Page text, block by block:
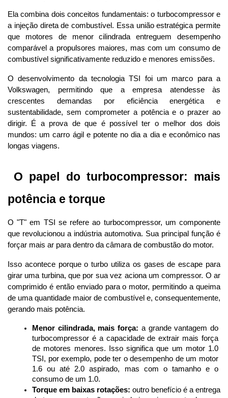
Ela combina dois conceitos fundamentais: o turbocompressor e
a injeção direta de combustível. Essa união estratégica permite
que motores de menor cilindrada entreguem desempenho
comparável a propulsores maiores, mas com um consumo de
combustível significativamente reduzido e menores emissões.
O desenvolvimento da tecnologia TSI foi um marco para a
Volkswagen, permitindo que a empresa atendesse às
crescentes demandas por eficiência energética e
sustentabilidade, sem comprometer a potência e o prazer ao
dirigir. É a prova de que é possível ter o melhor dos dois
mundos: um carro ágil e potente no dia a dia e econômico nas
longas viagens.
O papel do turbocompressor: mais
potência e torque
O "T" em TSI se refere ao turbocompressor, um componente
que revolucionou a indústria automotiva. Sua principal função é
forçar mais ar para dentro da câmara de combustão do motor.
Isso acontece porque o turbo utiliza os gases de escape para
girar uma turbina, que por sua vez aciona um compressor. O ar
comprimido é então enviado para o motor, permitindo a queima
de uma quantidade maior de combustível e, consequentemente,
gerando mais potência.
Menor cilindrada, mais força: a grande vantagem do
turbocompressor é a capacidade de extrair mais força
de motores menores. Isso significa que um motor 1.0
TSI, por exemplo, pode ter o desempenho de um motor
1.6 ou até 2.0 aspirado, mas com o tamanho e o
consumo de um 1.0.
Torque em baixas rotações: outro benefício é a entrega